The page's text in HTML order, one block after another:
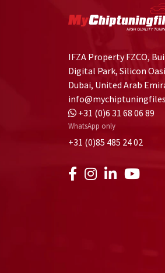
IFZA Property FZCO,
Digital Park, Silicon
Dubai, United Arab
+31 (0)6 31 68 06 89
WhatsApp only
+31 (0)85 485 24 02